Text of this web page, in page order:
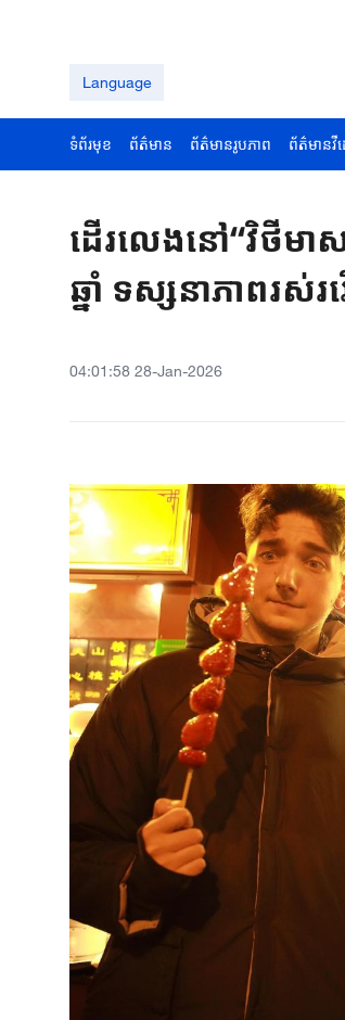
Language
ទំព័រមុខ ព័ត៌មាន ព័ត៌មានរូបភាព ព័ត៌មានវី
ដើរលេងនៅ“វិថីមា
ឆ្នាំ ទស្សនាភាពរ
04:01:58 28-Jan-2026